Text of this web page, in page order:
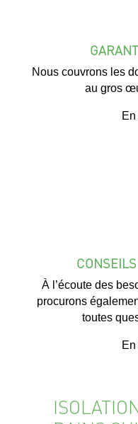
Nous couvrons les
au gros
À l’écoute des
procurons
toutes